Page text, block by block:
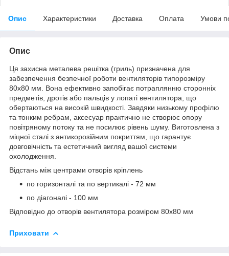
Опис Характеристики Доставка Оплата Умови
Опис
Ця захисна металева решітка (гриль) призначена для
забезпечення безпечної роботи вентиляторів типорозміру
80х80 мм. Вона ефективно запобігає потраплянню сторонніх
предметів, дротів або пальців у лопаті вентилятора, що
обертаються на високій швидкості. Завдяки низькому профілю
та тонким ребрам, аксесуар практично не створює опору
повітряному потоку та не посилює рівень шуму. Виготовлена з
міцної сталі з антикорозійним покриттям, що гарантує
довговічність та естетичний вигляд вашої системи
охолодження.
Відстань між центрами отворів кріплень
по горизонталі та по вертикалі - 72 мм
по діагоналі - 100 мм
Відповідно до отворів вентилятора розміром 80х80 мм
Приховати